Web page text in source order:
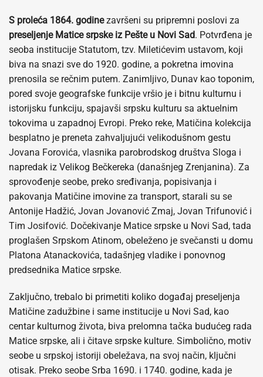
S proleća 1864. godinezavršeni su pripremni poslovi za
preseljenje Matice srpske iz Pešte u Novi Sad. Potvrđena je
seoba institucije Statutom, tzv. Miletićevim ustavom, koji
biva na snazi sve do 1920. godine, a pokretna imovina
prenosila se rečnim putem. Zanimljivo, Dunav kao toponim,
pored svoje geografske funkcije vršio je i bitnu kulturnu i
istorijsku funkciju, spajavši srpsku kulturu sa aktuelnim
tokovima u zapadnoj Evropi. Preko reke, Matičina kolekcija
besplatno je preneta zahvaljujući velikodušnom gestu
Jovana Forovića, vlasnika parobrodskog društva Sloga i
napredak iz Velikog Bečkereka (današnjeg Zrenjanina). Za
sprovođenje seobe, preko sređivanja, popisivanja i
pakovanja Matičine imovine za transport, starali su se
Antonije Hadžić, Jovan Jovanović Zmaj, Jovan Trifunović i
Tim Josifović. Dočekivanje Matice srpske u Novi Sad, tada
proglašen Srpskom Atinom, obeleženo je svečansti u domu
Platona Atanackovića, tadašnjeg vladike i ponovnog
predsednika Matice srpske.
Zaključno, trebalo bi primetiti koliko događaj preseljenja
Matičine zadužbine i same institucije u Novi Sad, kao
centar kulturnog života, biva prelomna tačka budućeg rada
Matice srpske, ali i čitave srpske kulture. Simbolično, motiv
seobe u srpskoj istoriji obeležava, na svoj način, ključni
otisak. Preko seobe Srba 1690. i 1740. godine, kada je